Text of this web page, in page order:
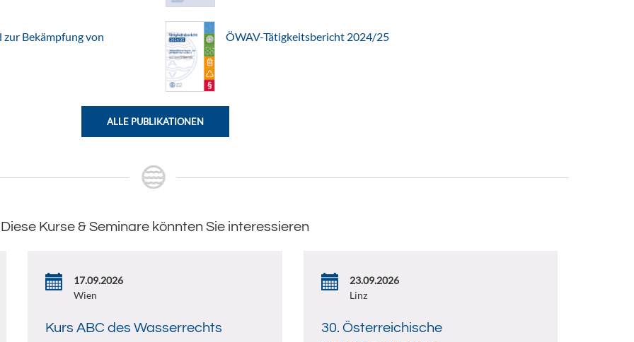
Bekämpfung von
ÖWAV-Tätigkeitsbericht 2024/25
ALLE PUBLIKATIONEN
Diese Kurse & Seminare könnten Sie interessieren
17.09.2026
Wien
Kurs ABC des Wasserrechts
23.09.2026
Linz
30. Österreichische